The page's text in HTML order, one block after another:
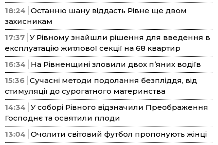
18:24 Останню шану віддасть Рівне ще двом
захисникам
17:37 У Рівному знайшли рішення для введення в
експлуатацію житлової секції на 68 квартир
16:34
На Рівненщині зловили двох п’яних водіїв
15:36 Сучасні методи подолання безпліддя, від
стимуляції до сурогатного материнства
14:34 У соборі Рівного відзначили Преображення
Господнє та освятили плоди
13:04 Очолити світовий футбол пропонують жінці